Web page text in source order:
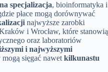
specjalizacja, bioinformatyka i
płace mogą dorównywać
najwyższe zarobki
i Wrocław, które stanowią
oraz laboratoriów
i najwyższymi
mogą sięgać nawet kilkunastu